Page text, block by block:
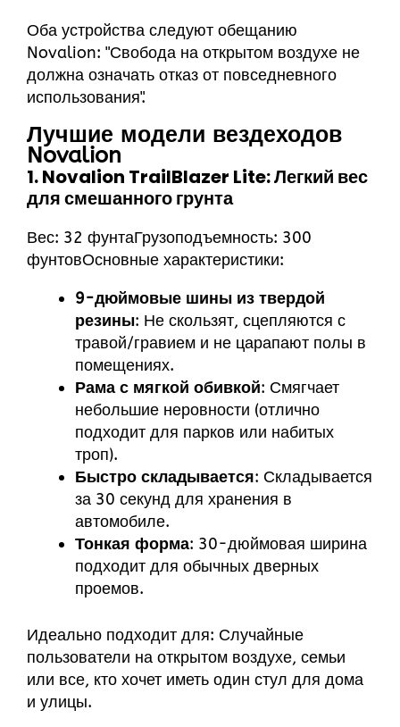
Оба устройства следуют обещанию
Novalion: "Свобода на открытом воздухе не
должна означать отказ от повседневного
использования".
Лучшие модели вездеходов
Novalion
1. Novalion TrailBlazer Lite: Легкий вес
для смешанного грунта
Вес: 32 фунтаГрузоподъемность: 300
фунтовОсновные характеристики:
9-дюймовые шины из твердой
резины: Не скользят, сцепляются с
травой/гравием и не царапают полы в
помещениях.
Рама с мягкой обивкой: Смягчает
небольшие неровности (отлично
подходит для парков или набитых
троп).
Быстро складывается: Складывается
за 30 секунд для хранения в
автомобиле.
Тонкая форма: 30-дюймовая ширина
подходит для обычных дверных
проемов.
Идеально подходит для: Случайные
пользователи на открытом воздухе, семьи
или все, кто хочет иметь один стул для дома
и улицы.